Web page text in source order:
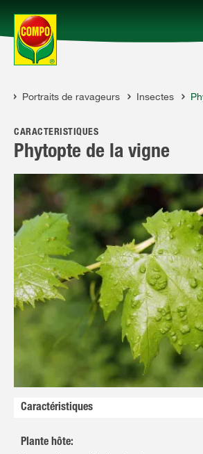
Produits
Conseil
Service
Qui sommes-nous?
Portraits de ravageurs Insectes
CARACTÉRISTIQUES
Phytopte de la vigne
Caractéristiques
Plante hôte: